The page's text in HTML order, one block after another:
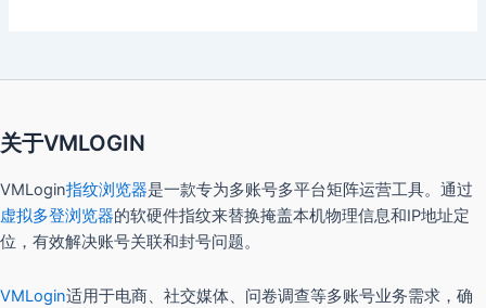
关于VMLOGIN
VMLogin指纹浏览器是一款专为多账号多平台矩阵运营工具。通过
虚拟多登浏览器的软硬件指纹来替换掩盖本机物理信息和IP地址定
位，有效解决账号关联和封号问题。
VMLogin适用于电商、社交媒体、问卷调查等多账号业务需求，确